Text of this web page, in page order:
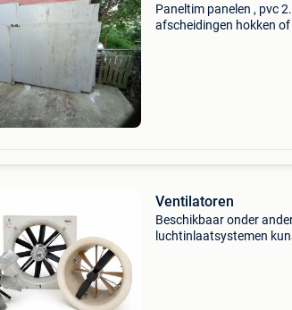
Paneltim panelen , pvc
afscheidingen hokken
Ventilatoren
Beschikbaar onder
luchtinlaatsystemen